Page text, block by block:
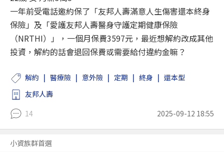
一年前受電話邀約保了「友邦人壽滿意人生傷害還本終身
保險」及「愛護友邦人壽醫身守護定期健康保險
（NRTHI）」，一個月保費3597元，最近想解約改成其他
投資，解約的話會退回保費或需要給付違約金嘛？
解約 醫療險 意外險 定期 終身
還本型
友邦人壽
14
2025-09-12 18:55
小資族群首選